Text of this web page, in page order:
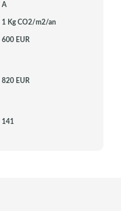
A
1 Kg CO2/m2/an
600 EUR
820 EUR
141